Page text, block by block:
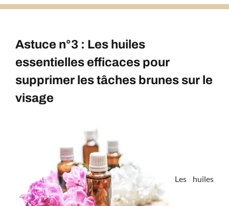
Astuce n°3 : Les huiles
essentielles efficaces pour
supprimer les tâches brunes sur le
visage
Les huiles